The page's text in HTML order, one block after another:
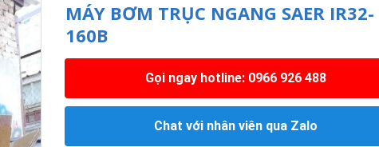
MÁY BƠM TRỤC NGANG SAER IR32-
160B
Gọi ngay hotline: 0966 926 488
Chat với nhân viên qua Zalo